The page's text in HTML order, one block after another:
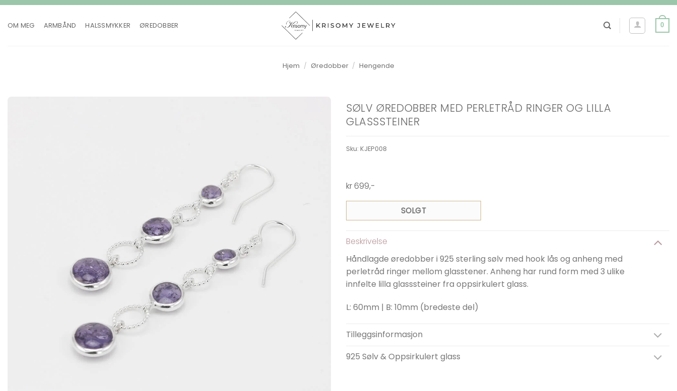
Skip
content
OM MEG ARMBÅND HALSSMYKKER ØREDOBBER 0
Hjem / Øredobber / Hengende
SØLV ØREDOBBER MED PERLETRÅD RINGER OG LILLA
GLASSSTEINER
Sku: KJEP008
kr 699,-
SOLGT
Beskrivelse
Håndlagde øredobber i 925 sterling sølv med hook lås og anheng med
perletråd ringer mellom glasstener. Anheng har rund form med 3 ulike
innfelte lilla glasssteiner fra oppsirkulert glass.
L: 60mm | B: 10mm (bredeste del)
Tilleggsinformasjon
925 Sølv & Oppsirkulert glass